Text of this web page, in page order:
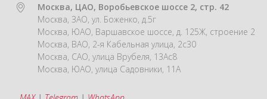
Москва, ЦАО, Воробьевское шоссе 2, стр. 42
Москва, ЗАО, ул. Боженко, д.5г
Москва, ЮАО, Варшавское шоссе, д. 125Ж, строение 2
Москва, ВАО, 2-я Кабельная улица, 2с30
Москва, САО, улица Врубеля, 13Ас8
Москва, ЮАО, улица Садовники, 11А